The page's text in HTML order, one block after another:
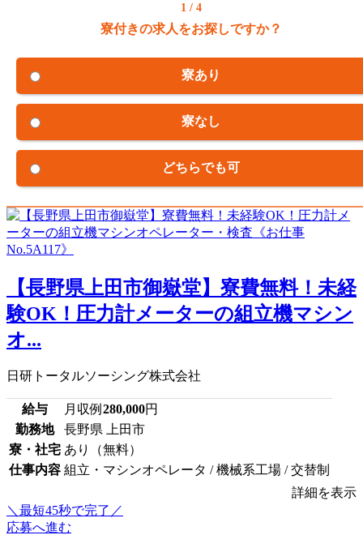
1 / 4
寮付きの求人をお探しですか？
寮あり
寮なし
どちらでも可
【長野県上田市御嶽堂】寮費無料！未経
験OK！圧力計メーターの組立機マシン
オ...
日研トータルソーシング株式会社
給与 月収例 280,000円
勤務地
長野県 上田市
寮・社宅 あり（無料）
仕事内容 組立・マシンオペレータ / 機械系工場 / 交替制
詳細を表示
＼最短45秒で完了／
応募へ進む